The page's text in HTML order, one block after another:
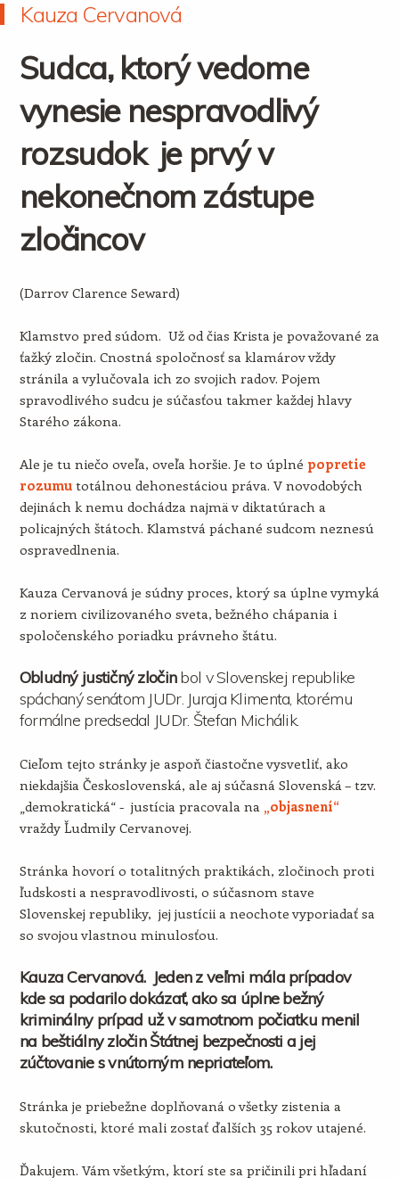
Kauza Cervanová
Sudca, ktorý vedome
vynesie nespravodlivý
rozsudok je prvý v
nekonečnom zástupe
zločincov
(Darrov Clarence Seward)
Klamstvo pred súdom. Už od čias Krista je považované za
ťažký zločin. Cnostná spoločnosť sa klamárov vždy
stránila a vylučovala ich zo svojich radov. Pojem
spravodlivého sudcu je súčasťou takmer každej hlavy
Starého zákona.
Ale je tu niečo oveľa, oveľa horšie. Je to úplné popretie
rozumutotálnou dehonestáciou práva. V novodobých
dejinách k nemu dochádza najmä v diktatúrach a
policajných štátoch. Klamstvá páchané sudcom neznesú
ospravedlnenia.
Kauza Cervanová je súdny proces, ktorý sa úplne vymyká
z noriem civilizovaného sveta, bežného chápania i
spoločenského poriadku právneho štátu.
Obludný justičný zločinbol v Slovenskej republike
spáchaný senátom JUDr. Juraja Klimenta, ktorému
formálne predsedal JUDr. Štefan Michálik.
Cieľom tejto stránky je aspoň čiastočne vysvetliť, ako
niekdajšia Československá, ale aj súčasná Slovenská – tzv.
„demokratická“ - justícia pracovala na „objasnení“
vraždy Ľudmily Cervanovej.
Stránka hovorí o totalitných praktikách, zločinoch proti
ľudskosti a nespravodlivosti, o súčasnom stave
Slovenskej republiky, jej justícii a neochote vyporiadať sa
so svojou vlastnou minulosťou.
Kauza Cervanová. Jeden z veľmi mála prípadov
kde sa podarilo dokázať, ako sa úplne bežný
kriminálny prípad už v samotnom počiatku menil
na beštiálny zločin Štátnej bezpečnosti a jej
zúčtovanie s vnútorným nepriateľom.
Stránka je priebežne doplňovaná o všetky zistenia a
skutočnosti, ktoré mali zostať ďalších 35 rokov utajené.
Ďakujem. Vám všetkým, ktorí ste sa pričinili pri hľadaní